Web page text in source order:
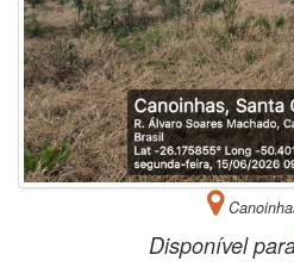
Disponível